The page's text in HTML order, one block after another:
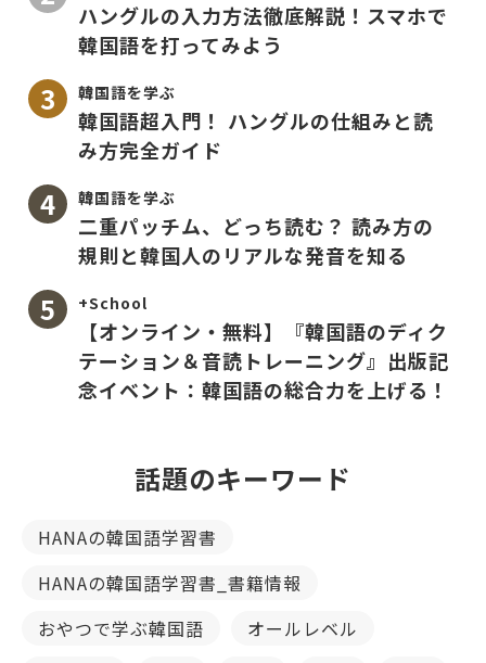
ハングルの入力方法徹底解説！スマホで
韓国語を打ってみよう
韓国語を学ぶ
韓国語超入門！ ハングルの仕組みと読
み方完全ガイド
韓国語を学ぶ
二重パッチム、どっち読む？ 読み方の
規則と韓国人のリアルな発音を知る
+School
【オンライン・無料】『韓国語のディク
テーション＆音読トレーニング』出版記
念イベント：韓国語の総合力を上げる！
話題のキーワード
HANAの韓国語学習書
HANAの韓国語学習書_書籍情報
おやつで学ぶ韓国語
オールレベル